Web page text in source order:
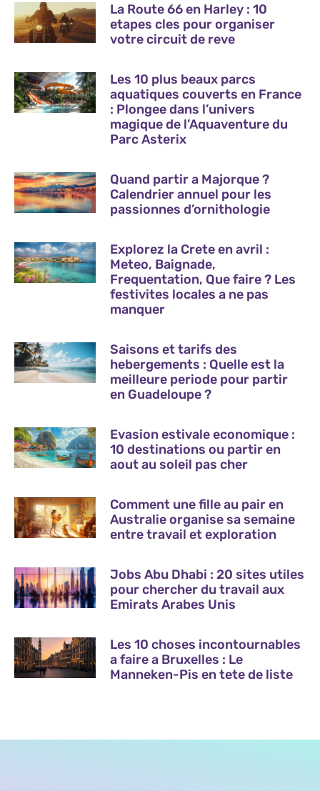
La Route 66 en Harley : 10
etapes cles pour organiser
votre circuit de reve
Les 10 plus beaux parcs
aquatiques couverts en France
: Plongee dans l’univers
magique de l’Aquaventure du
Parc Asterix
Quand partir a Majorque ?
Calendrier annuel pour les
passionnes d’ornithologie
Explorez la Crete en avril :
Meteo, Baignade,
Frequentation, Que faire ? Les
festivites locales a ne pas
manquer
Saisons et tarifs des
hebergements : Quelle est la
meilleure periode pour partir
en Guadeloupe ?
Evasion estivale economique :
10 destinations ou partir en
aout au soleil pas cher
Comment une fille au pair en
Australie organise sa semaine
entre travail et exploration
Jobs Abu Dhabi : 20 sites utiles
pour chercher du travail aux
Emirats Arabes Unis
Les 10 choses incontournables
a faire a Bruxelles : Le
Manneken-Pis en tete de liste